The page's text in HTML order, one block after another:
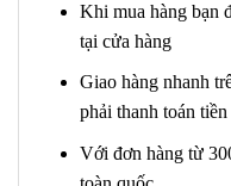
Khi mua hàng bạn
tại cửa hàng
Giao hàng nhanh
phải thanh toán tiền
Với đơn hàng từ